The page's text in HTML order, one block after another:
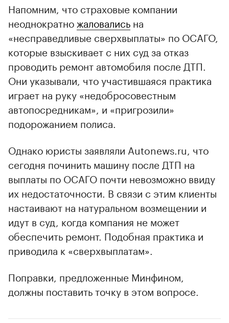
Напомним, что страховые компании
неоднократно жаловались на
«несправедливые сверхвыплаты» по ОСАГО,
которые взыскивает с них суд за отказ
проводить ремонт автомобиля после ДТП.
Они указывали, что участившаяся практика
играет на руку «недобросовестным
автопосредникам», и «пригрозили»
подорожанием полиса.
Однако юристы заявляли Autonews.ru, что
сегодня починить машину после ДТП на
выплаты по ОСАГО почти невозможно ввиду
их недостаточности. В связи с этим клиенты
настаивают на натуральном возмещении и
идут в суд, когда компания не может
обеспечить ремонт. Подобная практика и
приводила к «сверхвыплатам».
Поправки, предложенные Минфином,
должны поставить точку в этом вопросе.